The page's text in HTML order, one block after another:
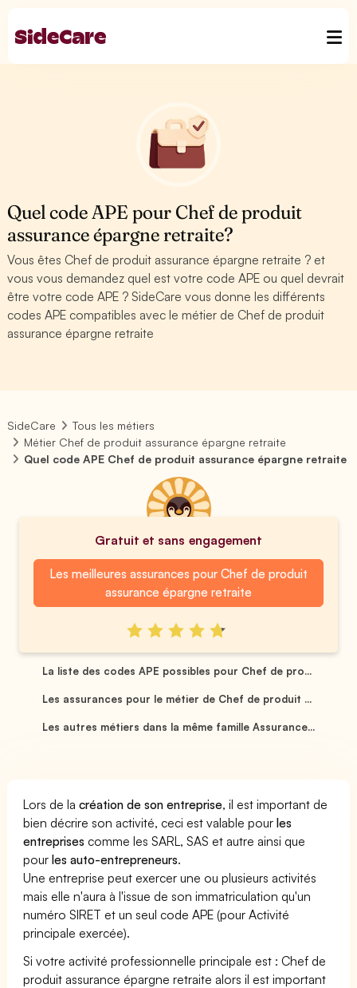
Quel code APE pour Chef de produit
assurance épargne retraite?
Vous êtes Chef de produit assurance épargne retraite ? et
vous vous demandez quel est votre code APE ou quel devrait
être votre code APE ? SideCare vous donne les différents
codes APE compatibles avec le métier de Chef de produit
assurance épargne retraite
SideCare
Tous les métiers
Métier Chef de produit assurance épargne retraite
Quel code APE Chef de produit assurance épargne retraite
Gratuit et sans engagement
Les meilleures assurances pour Chef de produit
assurance épargne retraite
La liste des codes APE possibles pour Chef de pro...
Les assurances pour le métier de Chef de produit ...
Les autres métiers dans la même famille Assurance...
Lors de lacréation de son entreprise, il est important de
bien décrire son activité, ceci est valable pourles
entreprises comme les SARL, SAS et autre ainsi que
pourles auto-entrepreneurs.
Une entreprise peut exercer une ou plusieurs activités
mais elle n'aura à l'issue de son immatriculation qu'un
numéro SIRET et un seul code APE (pour Activité
principale exercée).
Si votre activité professionnelle principale est : Chef de
produit assurance épargne retraite alors il est important